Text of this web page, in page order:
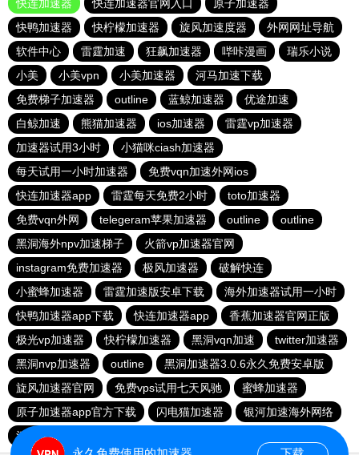
快连加速器
快连加速器官网入口
原子加速器
快鸭加速器
快柠檬加速器 旋风加速度器
外网网址导航
软件中心
雷霆加速 狂飙加速器 哔咔漫画
瑞乐小说
小美
小美vpn 小美加速器
河马加速下载
免费梯子加速器
outline 蓝鲸加速器
优途加速
白鲸加速
熊猫加速器 ios加速器
雷霆vp加速器
加速器试用3小时
小猫咪ciash加速器
每天试用一小时加速器
免费vqn加速外网ios
快连加速器app
雷霆每天免费2小时
toto加速器
免费vqn外网
telegeram苹果加速器 outline
outline
黑洞海外npv加速梯子
火箭vp加速器官网
instagram免费加速器
极风加速器
破解快连
小蜜蜂加速器
雷霆加速版安卓下载
海外加速器试用一小时
快鸭加速器app下载
快连加速器app
香蕉加速器官网正版
极光vp加速器
快柠檬加速器 黑洞vqn加速
twitter加速器
黑洞nvp加速器
outline
黑洞加速器3.0.6永久免费安卓版
旋风加速器官网
免费vps试用七天风驰
蜜蜂加速器
原子加速器app官方下载
闪电猫加速器
银河加速海外网络
河马加速官网